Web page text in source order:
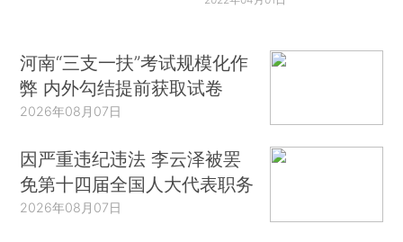
河南“三支一扶”考试规模化作
弊 内外勾结提前获取试卷
2026年08月07日
因严重违纪违法 李云泽被罢
免第十四届全国人大代表职务
2026年08月07日